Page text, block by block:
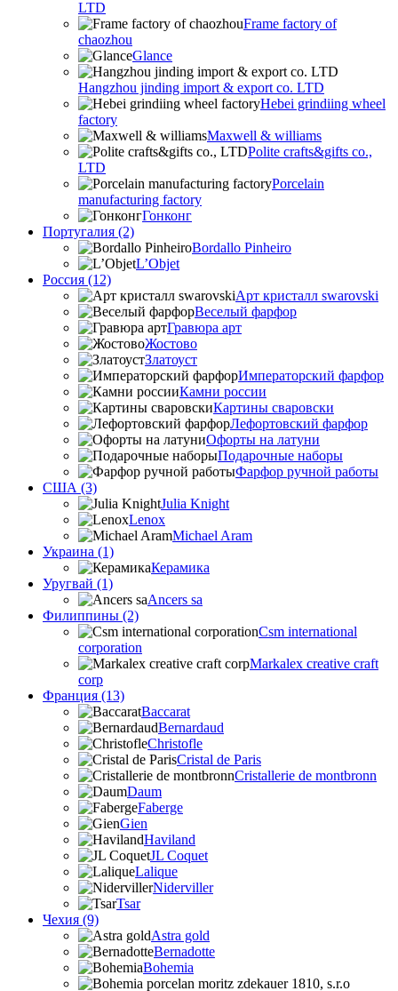
LTD
Frame factory of
chaozhou
Glance
Hangzhou jinding import & export co. LTD
Hebei grindiing wheel
factory
Maxwell & williams
Polite crafts&gifts co.,
LTD
Porcelain
manufacturing factory
Гонконг
Португалия (2)
Bordallo Pinheiro
L’Objet
Россия (12)
Арт кристалл swarovski
Веселый фарфор
Гравюра арт
Жостово
Златоуст
Императорский фарфор
Камни россии
Картины сваровски
Лефортовский фарфор
Офорты на латуни
Подарочные наборы
Фарфор ручной работы
США (3)
Julia Knight
Lenox
Michael Aram
Украина (1)
Керамика
Уругвай (1)
Ancers sa
Филиппины (2)
Csm international
corporation
Markalex creative craft
corp
Франция (13)
Baccarat
Bernardaud
Christofle
Cristal de Paris
Cristallerie de montbronn
Daum
Faberge
Gien
Haviland
JL Coquet
Lalique
Niderviller
Tsar
Чехия (9)
Astra gold
Bernadotte
Bohemia